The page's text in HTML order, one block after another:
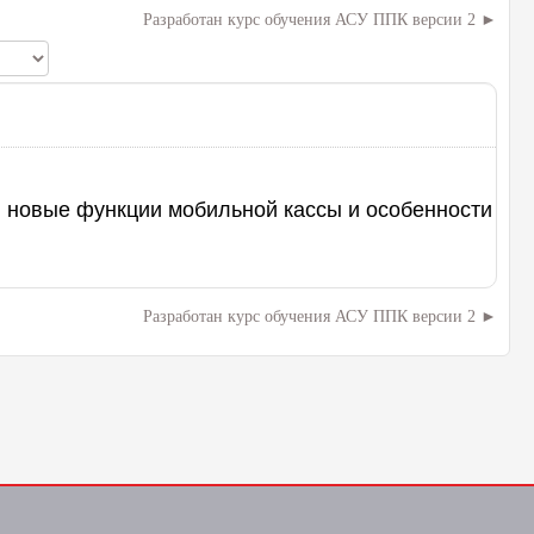
Разработан курс обучения АСУ ППК версии 2
функции мобильной кассы и особенности
Разработан курс обучения АСУ ППК версии 2